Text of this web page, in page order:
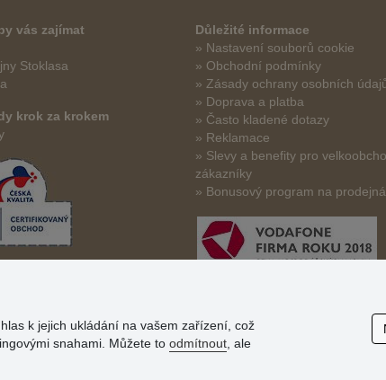
vás zajímat
Stoklasa
krok za krokem
Důležité informace
» Nastavení souborů cookie
» Obchodní podmínky
» Zásady ochrany osobních
» Doprava a platba
» Často kladené dotazy
» Reklamace
» Slevy a benefity pro
zákazníky
» Bonusový program na
k jejich ukládání na vašem zařízení, což
snahami. Můžete to odmítnout , ale